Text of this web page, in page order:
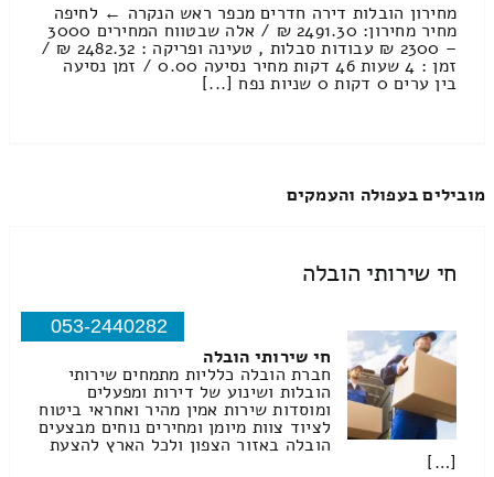
מחירון הובלות דירה חדרים מכפר ראש הנקרה ← לחיפה
מחיר מחירון: 2491.30 ₪ / אלה שבטווח המחירים 3000
– 2300 ₪ עבודות סבלות , טעינה ופריקה : 2482.32 ₪ /
זמן : 4 שעות 46 דקות מחיר נסיעה 0.00 / זמן נסיעה
בין ערים 0 דקות 0 שניות נפח [...]
מובילים בעפולה והעמקים
חי שירותי הובלה
053-2440282
חי שירותי הובלה
חברת הובלה כלליות מתמחים שירותי
הובלות ושינוע של דירות ומפעלים
ומוסדות שירות אמין מהיר ואחראי ביטוח
לציוד צוות מיומן ומחירים נוחים מבצעים
הובלה באזור הצפון ולכל הארץ להצעת
[…]